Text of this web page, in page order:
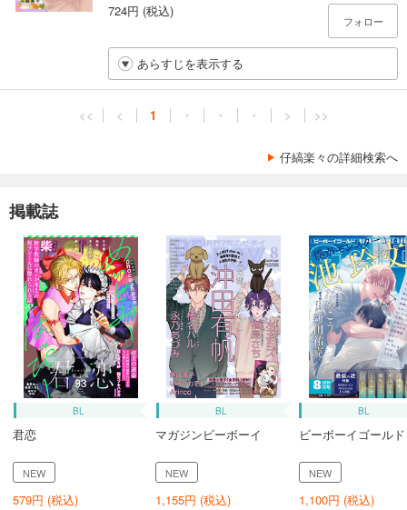
724円 (税込)
フォロー
あらすじを表示する
<< < 1 ・ ・ ・ > >>
仔縞楽々の詳細検索へ
掲載誌
BL
君恋
NEW
579円 (税込)
BL
マガジンビーボーイ
NEW
1,155円 (税込)
BL
ビーボーイゴールド
NEW
1,100円 (税込)